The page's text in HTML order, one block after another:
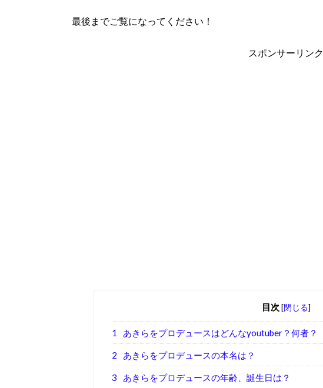
最後までご覧になってください！
スポンサーリンク
目次 [閉じる]
1 あきらをプロデュースはどんなyoutuber？何者？
2 あきらをプロデュースの本名は？
3 あきらをプロデュースの年齢、誕生日は？